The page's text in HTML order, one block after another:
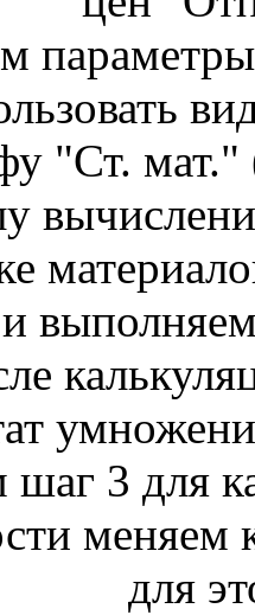
"Ст. мат."
шаг 3 для
для